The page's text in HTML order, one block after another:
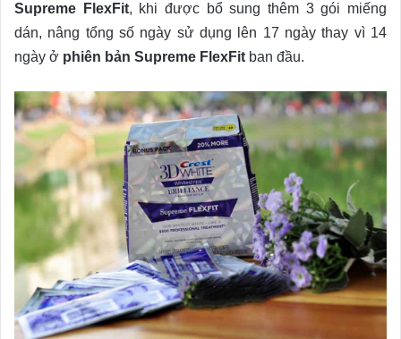
Supreme FlexFit, khi được bổ sung thêm 3 gói miếng
dán, nâng tổng số ngày sử dụng lên 17 ngày thay vì 14
ngày ở phiên bản Supreme FlexFit ban đầu.